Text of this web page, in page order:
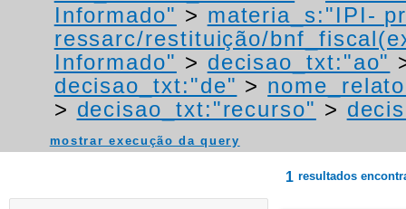
Informado" > materia_s:"IPI-
ressarc/restituição/
Informado" > decisao_txt:"ao"
decisao_txt:"de" >
> decisao_txt:"recurso" >
mostrar execução da query
1 resultados